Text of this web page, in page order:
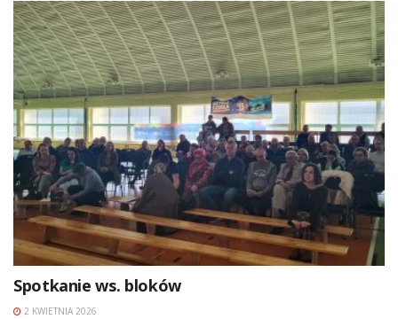
Spotkanie ws. bloków
2 KWIETNIA 2026